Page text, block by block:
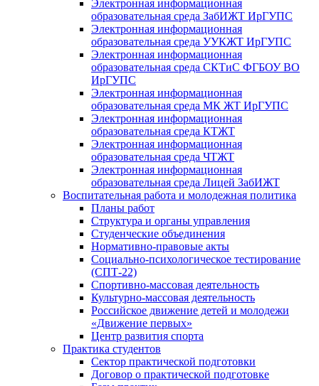
Электронная информационная
образовательная среда ЗабИЖТ ИрГУПС
Электронная информационная
образовательная среда УУКЖТ ИрГУПС
Электронная информационная
образовательная среда СКТиС ФГБОУ ВО
ИрГУПС
Электронная информационная
образовательная среда МК ЖТ ИрГУПС
Электронная информационная
образовательная среда КТЖТ
Электронная информационная
образовательная среда ЧТЖТ
Электронная информационная
образовательная среда Лицей ЗабИЖТ
Воспитательная работа и молодежная политика
Планы работ
Структура и органы управления
Студенческие объединения
Нормативно-правовые акты
Социально-психологическое тестирование
(СПТ-22)
Спортивно-массовая деятельность
Культурно-массовая деятельность
Российское движение детей и молодежи
«Движение первых»
Центр развития спорта
Практика студентов
Сектор практической подготовки
Договор о практической подготовке